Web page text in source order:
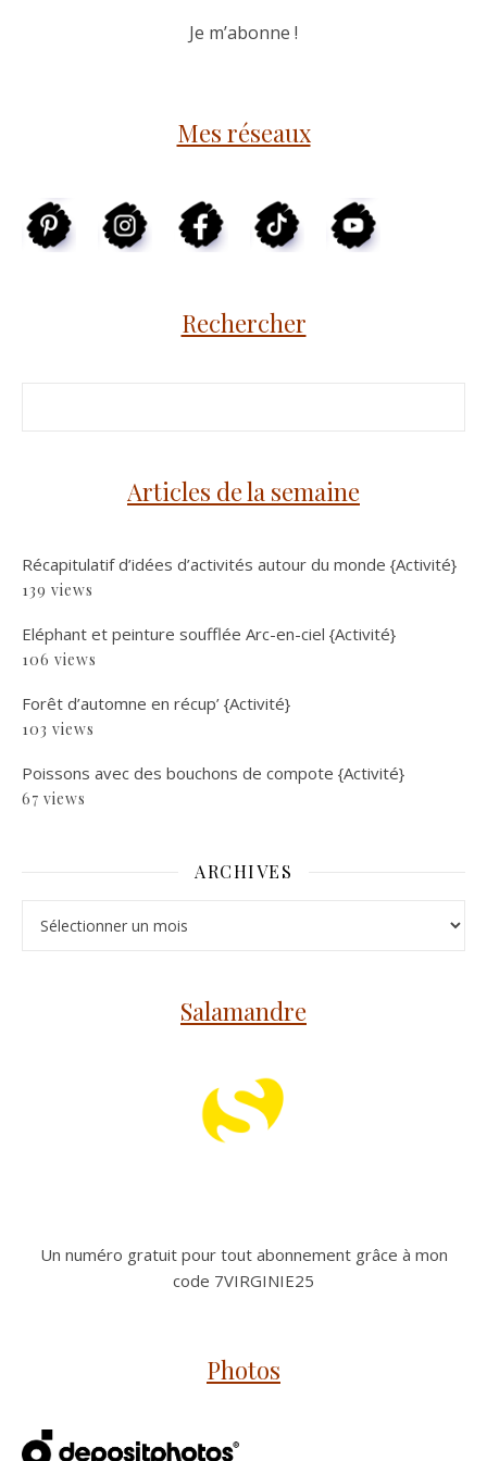
Mes réseaux
Rechercher
Articles de la semaine
Récapitulatif d’idées d’activités autour du monde {Activité}
139 views
Eléphant et peinture soufflée Arc-en-ciel {Activité}
106 views
Forêt d’automne en récup’ {Activité}
103 views
Poissons avec des bouchons de compote {Activité}
67 views
ARCHIVES
Salamandre
Un numéro gratuit pour tout abonnement grâce à mon
code 7VIRGINIE25
Photos